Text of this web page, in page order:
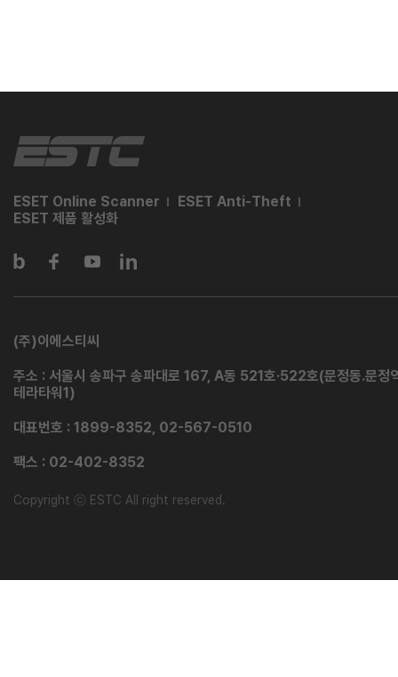
ESET Online Scanner
ESET Anti-Theft
ESET 제품 활성화
(주)이에스티씨
주소 : 서울시 송파구 송파대로 167, A동 521호·522호(문정동.문정
테라타워1)
대표번호 : 1899-8352, 02-567-0510
팩스 : 02-402-8352
Copyright ⓒ ESTC All right reserved.